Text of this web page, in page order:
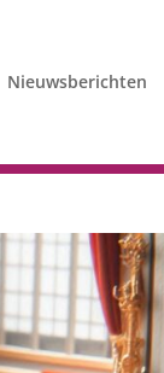
Nieuwsberichten